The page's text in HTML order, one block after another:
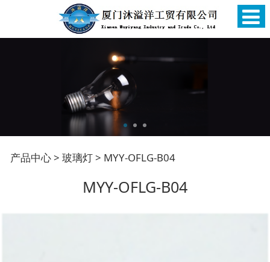
MYY-OFLG-B04
产品中心> 玻璃灯> MYY-OFLG-B04
MYY-OFLG-B04